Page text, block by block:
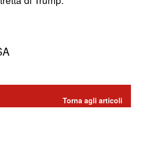
Torna agli articoli